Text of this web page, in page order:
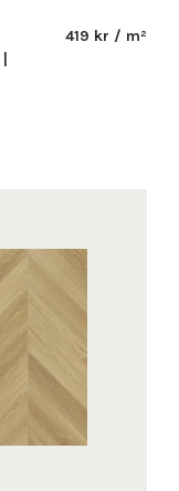
419 kr / m²